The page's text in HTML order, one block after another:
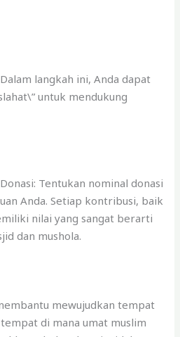
langkah ini, Anda dapat
untuk mendukung
Tentukan nominal donasi
Anda. Setiap kontribusi, baik
nilai yang sangat berarti
dan mushola.
mewujudkan tempat
di mana umat muslim